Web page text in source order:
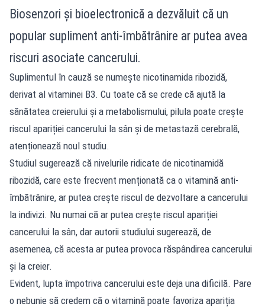
Biosenzori și bioelectronică a dezvăluit că un
popular supliment anti-îmbătrânire ar putea avea
riscuri asociate cancerului.
Suplimentul în cauză se numește nicotinamida ribozidă,
derivat al vitaminei B3. Cu toate că se crede că ajută la
sănătatea creierului și a metabolismului, pilula poate crește
riscul apariției cancerului la sân și de metastază cerebrală,
atenționează noul studiu.
Studiul sugerează că nivelurile ridicate de nicotinamidă
ribozidă, care este frecvent menționată ca o vitamină anti-
îmbătrânire, ar putea crește riscul de dezvoltare a cancerului
la indivizi. Nu numai că ar putea crește riscul apariției
cancerului la sân, dar autorii studiului sugerează, de
asemenea, că acesta ar putea provoca răspândirea cancerului
și la creier.
Evident, lupta împotriva cancerului este deja una dificilă. Pare
o nebunie să credem că o vitamină poate favoriza apariția